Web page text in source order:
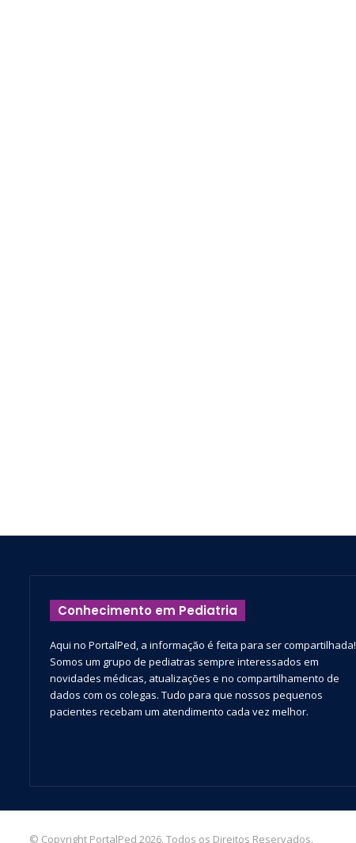
Conhecimento em Pediatria
Aqui no PortalPed, a informação é feita para ser compartilhada!
Somos um grupo de pediatras sempre interessados em
novidades médicas, atualizações e no compartilhamento de
dados com os colegas. Tudo para que nossos pequenos
pacientes recebam um atendimento cada vez melhor.
© Copyright PortalPed 2026. Todos os Direitos Reservados.